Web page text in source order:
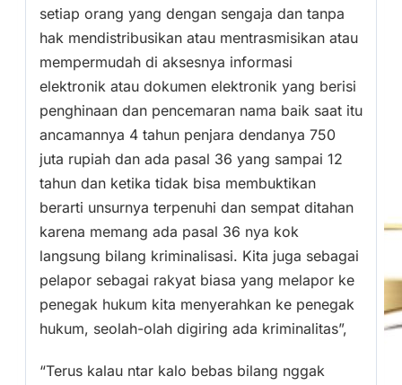
setiap orang yang dengan sengaja dan tanpa
hak mendistribusikan atau mentrasmisikan atau
mempermudah di aksesnya informasi
elektronik atau dokumen elektronik yang berisi
penghinaan dan pencemaran nama baik saat itu
ancamannya 4 tahun penjara dendanya 750
juta rupiah dan ada pasal 36 yang sampai 12
tahun dan ketika tidak bisa membuktikan
berarti unsurnya terpenuhi dan sempat ditahan
karena memang ada pasal 36 nya kok
langsung bilang kriminalisasi. Kita juga sebagai
pelapor sebagai rakyat biasa yang melapor ke
penegak hukum kita menyerahkan ke penegak
hukum, seolah-olah digiring ada kriminalitas”,
“Terus kalau ntar kalo bebas bilang nggak